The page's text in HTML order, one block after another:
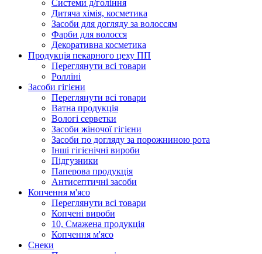
Системи д/гоління
Дитяча хімія, косметика
Засоби для догляду за волоссям
Фарби для волосся
Декоративна косметика
Продукцiя пекарного цеху ПП
Переглянути всі товари
Ролліні
Засоби гігієни
Переглянути всі товари
Ватна продукція
Вологi серветки
Засоби жіночої гігієни
Засоби по догляду за порожниною рота
Інші гігієнічні вироби
Підгузники
Паперова продукція
Антисептичні засоби
Копчення м'ясо
Переглянути всі товари
Копчені вироби
10, Смажена продукція
Копчення м'ясо
Снеки